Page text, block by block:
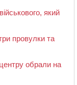
який
провулки та
центру обрали на